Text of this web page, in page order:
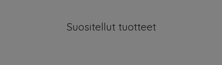
Suositellut tuotteet